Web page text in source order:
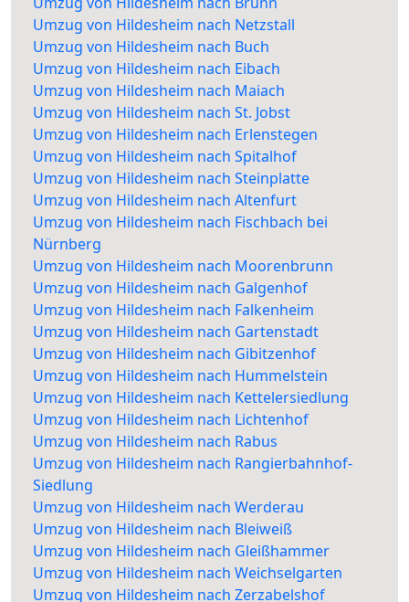
Umzug von Hildesheim nach Netzstall
Umzug von Hildesheim nach Buch
Umzug von Hildesheim nach Eibach
Umzug von Hildesheim nach Maiach
Umzug von Hildesheim nach St. Jobst
Umzug von Hildesheim nach Erlenstegen
Umzug von Hildesheim nach Spitalhof
Umzug von Hildesheim nach Steinplatte
Umzug von Hildesheim nach Altenfurt
Umzug von Hildesheim nach Fischbach bei
Nürnberg
Umzug von Hildesheim nach Moorenbrunn
Umzug von Hildesheim nach Galgenhof
Umzug von Hildesheim nach Falkenheim
Umzug von Hildesheim nach Gartenstadt
Umzug von Hildesheim nach Gibitzenhof
Umzug von Hildesheim nach Hummelstein
Umzug von Hildesheim nach Kettelersiedlung
Umzug von Hildesheim nach Lichtenhof
Umzug von Hildesheim nach Rabus
Umzug von Hildesheim nach Rangierbahnhof-
Siedlung
Umzug von Hildesheim nach Werderau
Umzug von Hildesheim nach Bleiweiß
Umzug von Hildesheim nach Gleißhammer
Umzug von Hildesheim nach Weichselgarten
Umzug von Hildesheim nach Zerzabelshof